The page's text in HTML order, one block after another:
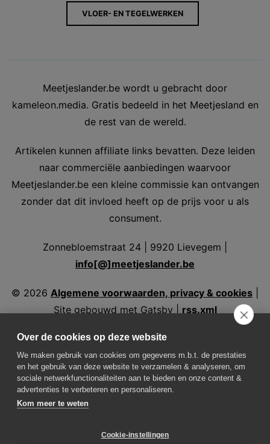
VLOER- EN TEGELWERKEN
Meetjeslander.be wordt u gebracht door
kameleon.media. Gratis bedeeld in het Meetjesland en
de rest van de wereld.
Artikelen kunnen affiliate links bevatten. Deze leiden
naar commerciële aanbiedingen waarvoor
Meetjeslander.be een kleine commissie kan ontvangen
zonder dat dit invloed heeft op de prijs voor u als
consument.
Zonnebloemstraat 24 | 9920 Lievegem |
info[@]meetjeslander.be
© 2026 Algemene voorwaarden, privacy & cookies
Site gebouwd met Gatsby | rss.xml
Volg ons
Over de cookies op deze website
We maken gebruik van cookies om gegevens m.b.t. de prestaties
en het gebruik van deze website te verzamelen & analyseren, om
sociale netwerkfunctionaliteiten aan te bieden en onze content &
advertenties te verbeteren en personaliseren.
Kom meer te weten
Cookie-instellingen